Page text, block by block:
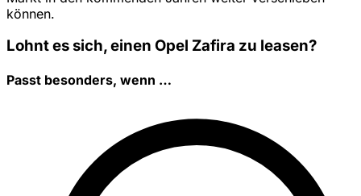
können.
Lohnt es sich, einen Opel Zafira zu leasen?
Passt besonders, wenn …